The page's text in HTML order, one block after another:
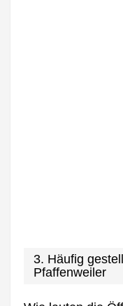
3. Häufig
Pfaffenweiler